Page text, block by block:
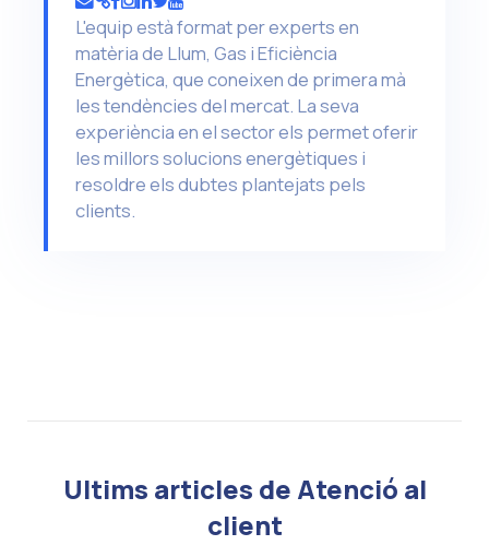
L'equip està format per experts en
matèria de Llum, Gas i Eficiència
Energètica, que coneixen de primera mà
les tendències del mercat. La seva
experiència en el sector els permet oferir
les millors solucions energètiques i
resoldre els dubtes plantejats pels
clients.
Ultims articles de Atenció al
client